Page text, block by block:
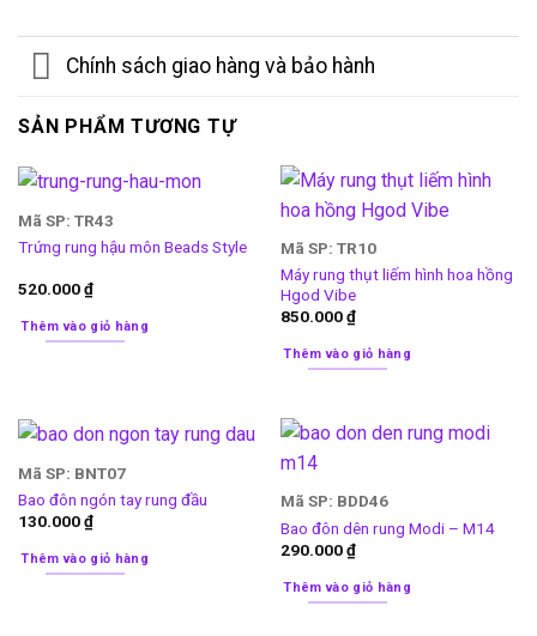
Chính sách giao hàng và bảo hành
SẢN PHẨM TƯƠNG TỰ
Mã SP: TR43
Trứng rung hậu môn Beads Style
520.000₫
Thêm vào giỏ hàng
Mã SP: TR10
Máy rung thụt liếm hình hoa hồng
Hgod Vibe
850.000₫
Thêm vào giỏ hàng
Mã SP: BNT07
Bao đôn ngón tay rung đầu
130.000₫
Thêm vào giỏ hàng
Mã SP: BDD46
Bao đôn dên rung Modi – M14
290.000₫
Thêm vào giỏ hàng